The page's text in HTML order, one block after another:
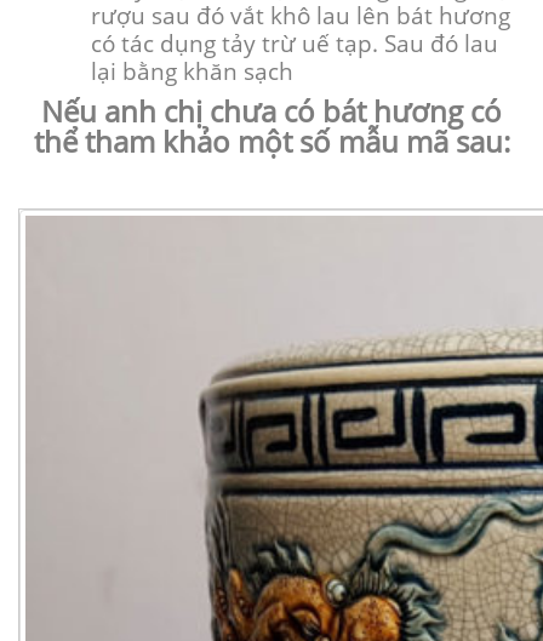
rượu sau đó vắt khô lau lên bát hương
có tác dụng tảy trừ uế tạp. Sau đó lau
lại bằng khăn sạch
Nếu anh chị chưa có bát hương có
thể tham khảo một số mẫu mã sau: